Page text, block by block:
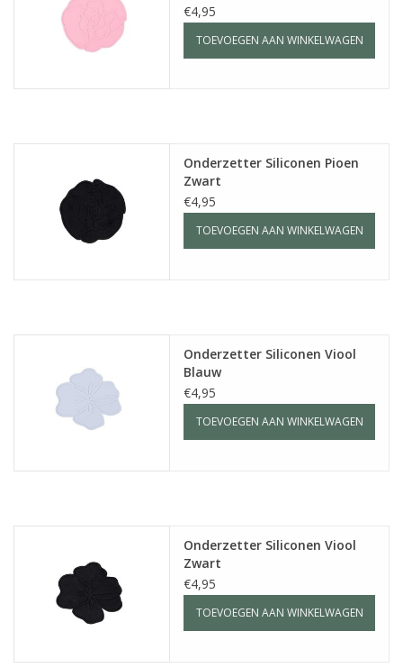
€4,95
TOEVOEGEN AAN WINKELWAGEN
Onderzetter Siliconen Pioen
Zwart
€4,95
TOEVOEGEN AAN WINKELWAGEN
Onderzetter Siliconen Viool
Blauw
€4,95
TOEVOEGEN AAN WINKELWAGEN
Onderzetter Siliconen Viool
Zwart
€4,95
TOEVOEGEN AAN WINKELWAGEN